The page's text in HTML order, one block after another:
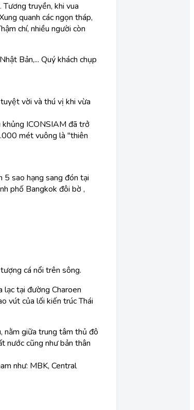
truyền, khi vua
quanh các ngọn tháp,
chí, nhiều người còn
Bản,... Quý khách chụp
vời và thú vị khi vừa
khủng ICONSIAM đã trở
mét vuông là "thiên
5 sao hạng sang đón tại
phố Bangkok đôi bờ ,
cá nổi trên sông.
lạc tại đường Charoen
vút của lối kiến trúc Thái
nằm giữa trung tâm thủ đô
nước cũng như bản thân
như: MBK, Central